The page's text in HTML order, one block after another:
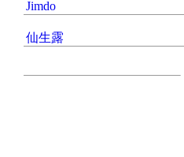
Jimdo
仙生露